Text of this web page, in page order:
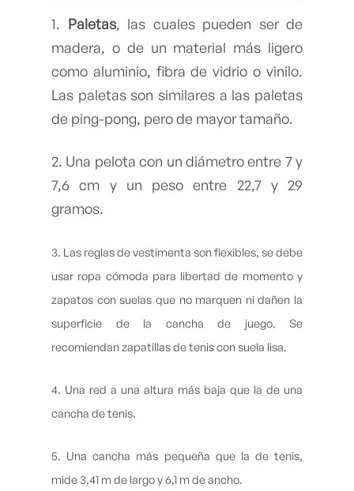
1. Paletas, las cuales pueden ser de
madera, o de un material más ligero
como aluminio, fibra de vidrio o vinilo.
Las paletas son similares a las paletas
de ping-pong, pero de mayor tamaño.
2. Una pelota con un diámetro entre 7 y
7,6 cm y un peso entre 22,7 y 29
gramos.
3. Las reglas de vestimenta son flexibles, se debe
usar ropa cómoda para libertad de momento y
zapatos con suelas que no marquen ni dañen la
superficie de la cancha de juego. Se
recomiendan zapatillas de tenis con suela lisa.
4. Una red a una altura más baja que la de una
cancha de tenis.
5. Una cancha más pequeña que la de tenis,
mide 3,41 m de largo y 6,1 m de ancho.